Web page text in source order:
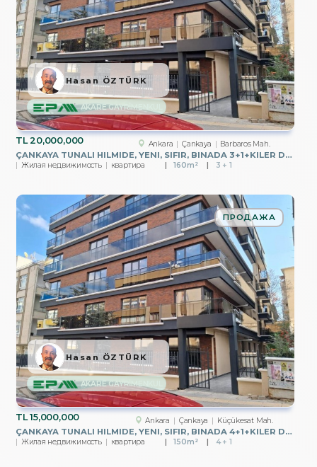
TL20,000,000 Ankara Çankaya Barbaros Mah.
ÇANKAYA TUNALI HILMIDE, YENI, SIFIR, BINADA 3+1+KILER DUBLEKS
Жилая недвижимость квартира 160m² 3 + 1
AKARE GAYRİMENKUL
Hasan ÖZTÜRK
TL15,000,000 Ankara Çankaya Küçükesat Mah.
ÇANKAYA TUNALI HILMIDE, YENI, SIFIR, BINADA 4+1+KILER DUBLEKS
ПРОДАЖА
Жилая недвижимость квартира 150m² 4 + 1
AKARE GAYRİMENKUL
Hasan ÖZTÜRK